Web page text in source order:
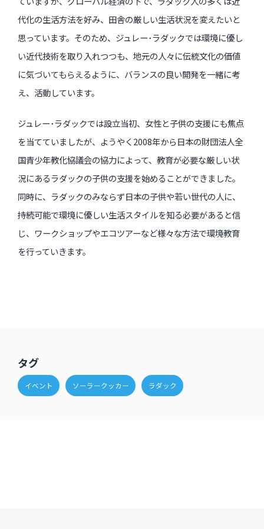
代化の生活方法を好み、田舎の厳しい生活状況を変えたいと
思っています。そのため、ジュレー･ラダックでは環境に優し
い近代技術を取り入れつつも、地元の人々に伝統文化の価値
に気づいてもらえるように、バランスの良い開発を一緒に考
え、活動しています。
ジュレー･ラダックでは設立当初、女性と子供の支援にも焦点
を当てていましたが、ようやく2008年から日本の財団法人全
国青少年教化協議会の協力によって、教育が必要な厳しい状
況にあるラダックの子供の支援を始めることができました。
同時に、ラダックのみならず日本の子供や若い世代の人に、
持続可能で環境に優しい生活スタイルを知る必要があると信
じ、ワークショップやエコツアーなど様々な方法で環境教育
を行っていきます。
タグ
イベント ソーラークッカー ラダック